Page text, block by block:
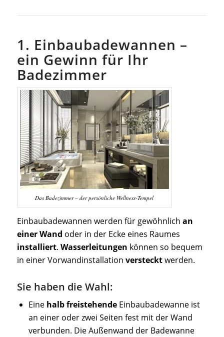
1. Einbaubadewannen –
ein Gewinn für Ihr
Badezimmer
Das Badezimmer – der persönliche Wellness-Tempel
Einbaubadewannen werden für gewöhnlich an
einer Wand oder in der Ecke eines Raumes
installiert. Wasserleitungen können so bequem
in einer Vorwandinstallation verstecktwerden.
Sie haben die Wahl:
Eine halb freistehendeEinbaubadewanne ist
an einer oder zwei Seiten fest mit der Wand
verbunden. Die Außenwand der Badewanne